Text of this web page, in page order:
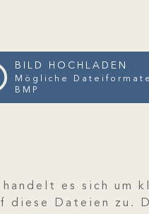
BILD HOCHLADEN
Mögliche
BMP
es sich um
Dateien zu.